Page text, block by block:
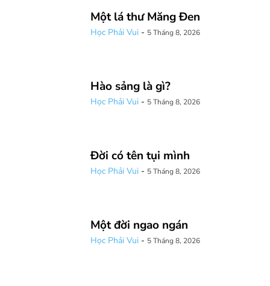
Một lá thư Măng Đen
Học Phải Vui - 5 Tháng 8, 2026
Hào sảng là gì?
Học Phải Vui - 5 Tháng 8, 2026
Đời có tên tụi mình
Học Phải Vui - 5 Tháng 8, 2026
Một đời ngao ngán
Học Phải Vui - 5 Tháng 8, 2026